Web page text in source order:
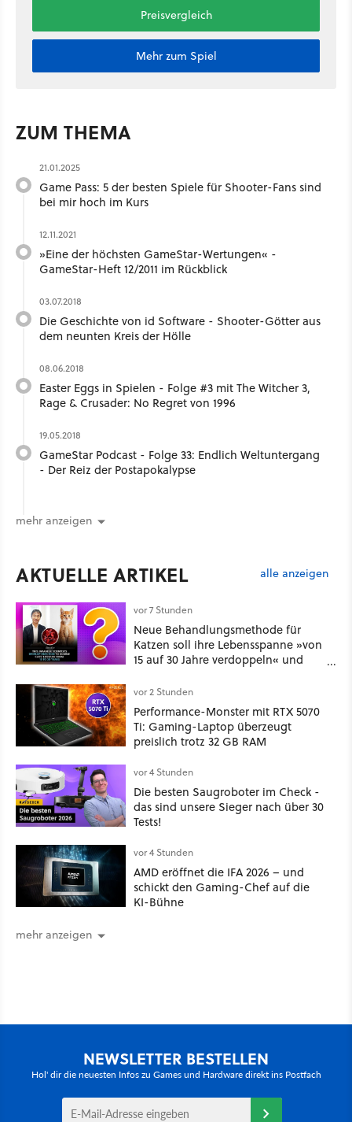
Preisvergleich
Mehr zum Spiel
ZUM THEMA
21.01.2025
Game Pass: 5 der besten Spiele für Shooter-Fans sind
bei mir hoch im Kurs
12.11.2021
»Eine der höchsten GameStar-Wertungen« -
GameStar-Heft 12/2011 im Rückblick
03.07.2018
Die Geschichte von id Software - Shooter-Götter aus
dem neunten Kreis der Hölle
08.06.2018
Easter Eggs in Spielen - Folge #3 mit The Witcher 3,
Rage & Crusader: No Regret von 1996
19.05.2018
GameStar Podcast - Folge 33: Endlich Weltuntergang
- Der Reiz der Postapokalypse
mehr anzeigen
AKTUELLE ARTIKEL alle anzeigen
vor 7 Stunden
Neue Behandlungsmethode für
Katzen soll ihre Lebensspanne »von
15 auf 30 Jahre verdoppeln« und
kritisch damit auseinander
vor 2 Stunden
Performance-Monster mit RTX 5070
Ti: Gaming-Laptop überzeugt
preislich trotz 32 GB RAM
vor 4 Stunden
Die besten Saugroboter im Check -
das sind unsere Sieger nach über 30
Tests!
vor 4 Stunden
AMD eröffnet die IFA 2026 – und
schickt den Gaming-Chef auf die
KI-Bühne
mehr anzeigen
NEWSLETTER BESTELLEN
Hol' dir die neuesten Infos zu Games und Hardware direkt ins Postfach